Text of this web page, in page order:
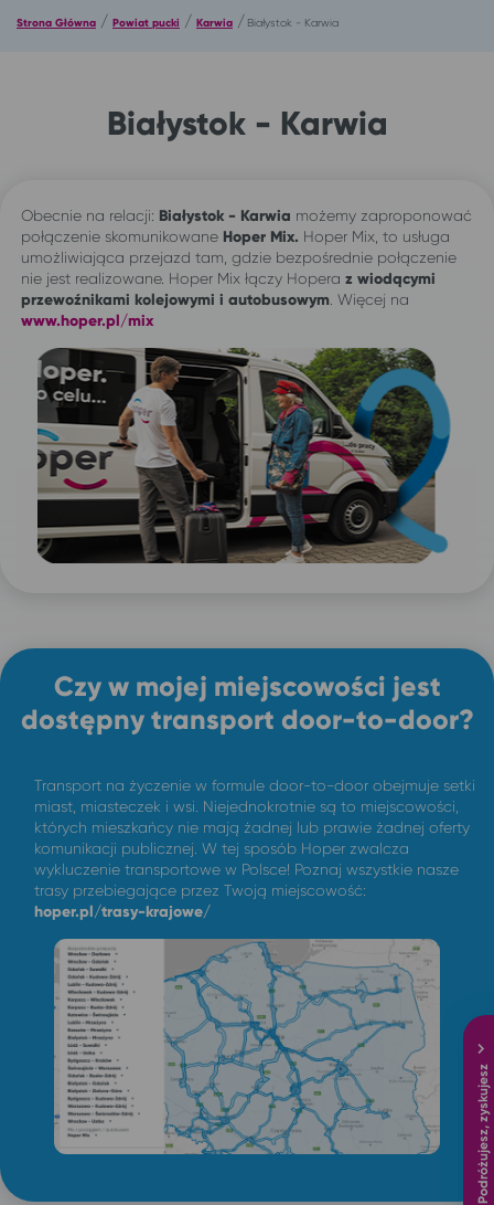
Podróżujesz, zyskujesz
Strona Główna / Powiat pucki / Karwia /Białystok - Karwia
Białystok - Karwia
Obecnie na relacji: Białystok - Karwia możemy zaproponować
połączenie skomunikowane Hoper Mix. Hoper Mix, to usługa
umożliwiająca przejazd tam, gdzie bezpośrednie połączenie
nie jest realizowane. Hoper Mix łączy Hopera z wiodącymi
przewoźnikami kolejowymi i autobusowym . Więcej na
www.hoper.pl/mix
Czy w mojej miejscowości jest
dostępny transport door-to-door?
Transport na życzenie w formule door-to-door obejmuje setki
miast, miasteczek i wsi. Niejednokrotnie są to miejscowości,
których mieszkańcy nie mają żadnej lub prawie żadnej oferty
komunikacji publicznej. W tej sposób Hoper zwalcza
wykluczenie transportowe w Polsce! Poznaj wszystkie nasze
trasy przebiegające przez Twoją miejscowość:
hoper.pl/trasy-krajowe/